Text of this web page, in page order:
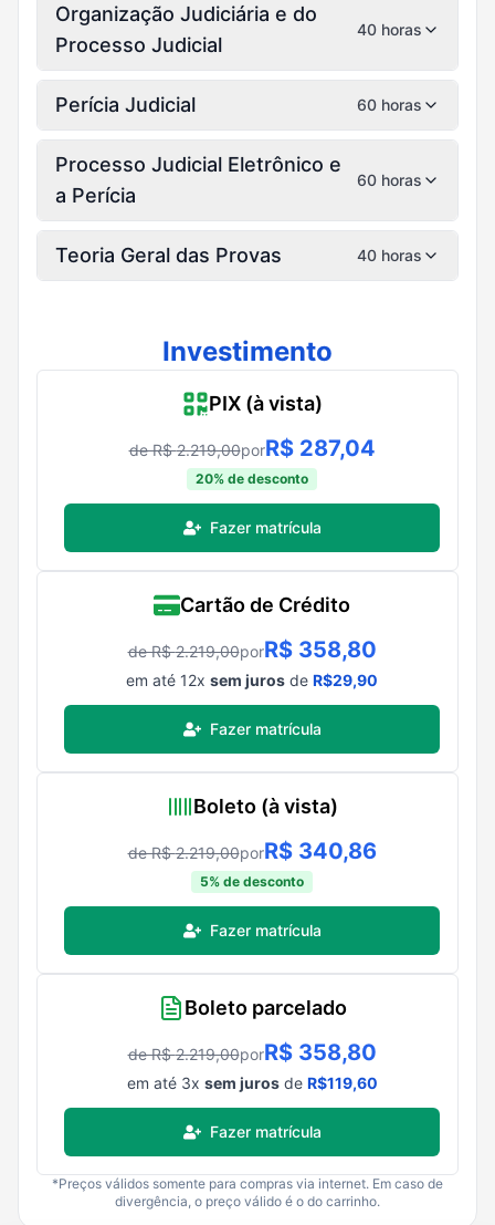
Organização Judiciária e do
Processo Judicial
40 horas
Perícia Judicial 60 horas
Processo Judicial Eletrônico e
a Perícia
60 horas
Teoria Geral das Provas 40 horas
Investimento
PIX (à vista)
de R$2.219,00porR$ 287,04
20% de desconto
Fazer matrícula
Cartão de Crédito
de R$2.219,00porR$ 358,80
em até 12x sem juros de R$29,90
Fazer matrícula
Boleto (à vista)
de R$2.219,00porR$ 340,86
5% de desconto
Fazer matrícula
Boleto parcelado
de R$2.219,00porR$ 358,80
em até 3x sem jurosde R$119,60
Fazer matrícula
*Preços válidos somente para compras via internet. Em caso de
divergência, o preço válido é o do carrinho.